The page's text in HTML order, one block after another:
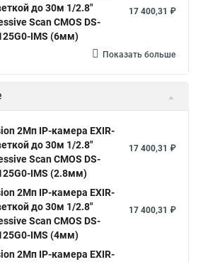
до 30м 1/2.8"
Scan CMOS DS-
IMS (6мм)
17 400,31 ₽
Показать больше
2Мп IP-камера EXIR-
до 30м 1/2.8"
Scan CMOS DS-
IMS (2.8мм)
17 400,31 ₽
2Мп IP-камера EXIR-
до 30м 1/2.8"
Scan CMOS DS-
IMS (4мм)
17 400,31 ₽
2Мп IP-камера EXIR-